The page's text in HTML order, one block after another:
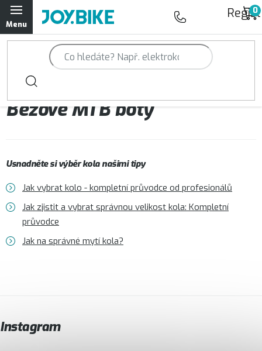
Přejít
na
obsah
Trailová kola Qayron
Horská kola Qayron
Dámská horská kola Qayron
Doplňky a oblečení Qayron
Kontakt Servisní a výdejní místa
Béžové MTB boty
Usnadněte si výběr kola našimi tipy
Jak vybrat kolo - kompletní průvodce od profesionálů
Jak zjistit a vybrat správnou velikost kola: Kompletní
průvodce
Jak na správné mytí kola?
Instagram